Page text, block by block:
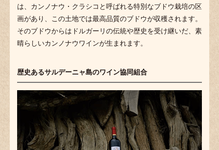
は、カンノナウ・クラシコと呼ばれる特別なブドウ栽培の区
画があり、この土地では最高品質のブドウが収穫されます。
そのブドウからはドルガーリの伝統や歴史を受け継いだ、素
晴らしいカンノナウワインが生まれます。
歴史あるサルデーニャ島のワイン協同組合